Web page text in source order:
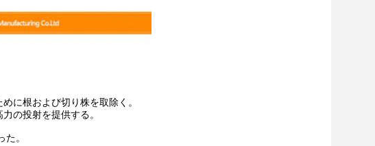
に根および切り株を取除く。
の投射を提供する。
。